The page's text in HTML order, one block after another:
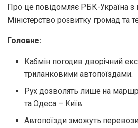
Про це повідомляє РБК-Україна з
Міністерство розвитку громад та
Головне:
Кабмін погодив дворічний
триланковими автопоїздами.
Рух дозволять лише на
та Одеса – Київ.
Автопоїзди зможуть